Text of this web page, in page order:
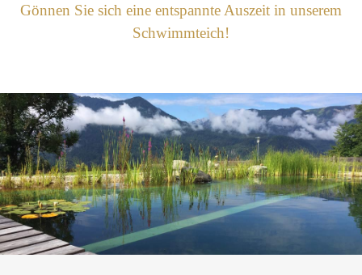
Gönnen Sie sich eine entspannte Auszeit in unserem
Schwimmteich!